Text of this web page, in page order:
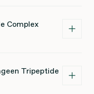
Complex
Tripeptide